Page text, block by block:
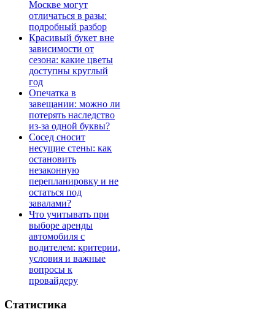
Москве могут
отличаться в разы:
подробный разбор
Красивый букет вне
зависимости от
сезона: какие цветы
доступны круглый
год
Опечатка в
завещании: можно ли
потерять наследство
из-за одной буквы?
Сосед сносит
несущие стены: как
остановить
незаконную
перепланировку и не
остаться под
завалами?
Что учитывать при
выборе аренды
автомобиля с
водителем: критерии,
условия и важные
вопросы к
провайдеру
Статистика